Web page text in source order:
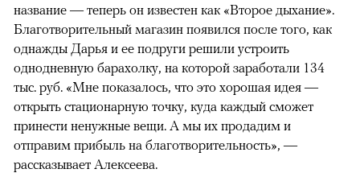
название — теперь он известен как «Второе дыхание».
Благотворительный магазин появился после того, как
однажды Дарья и ее подруги решили устроить
однодневную барахолку, на которой заработали 134
тыс. руб. «Мне показалось, что это хорошая идея —
открыть стационарную точку, куда каждый сможет
принести ненужные вещи. А мы их продадим и
отправим прибыль на благотворительность», —
рассказывает Алексеева.